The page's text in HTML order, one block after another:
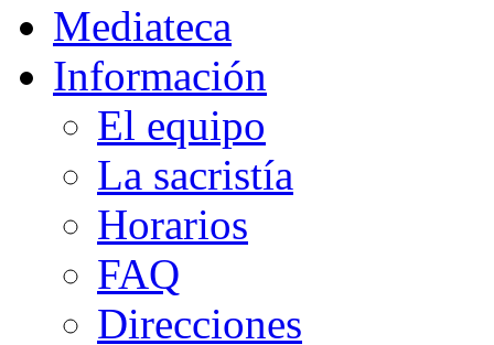
Mediateca
Información
El equipo
La sacristía
Horarios
FAQ
Direcciones